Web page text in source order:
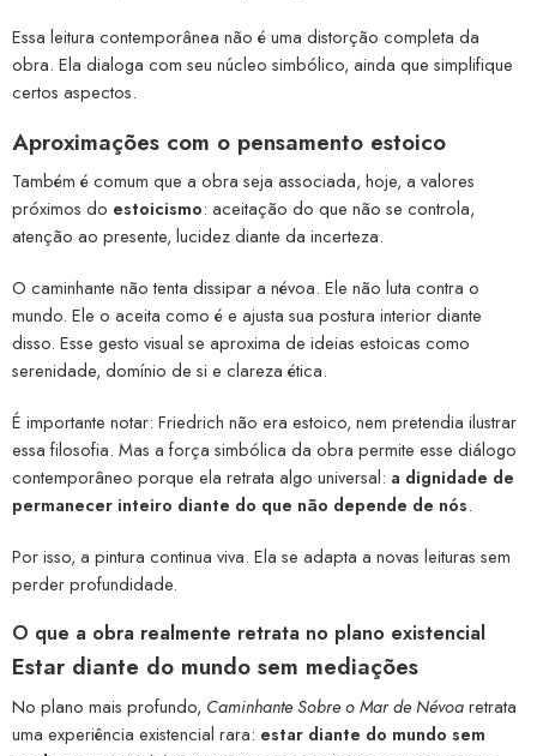
Essa leitura contemporânea não é uma distorção completa da
obra. Ela dialoga com seu núcleo simbólico, ainda que simplifique
certos aspectos.
Aproximações com o pensamento estoico
Também é comum que a obra seja associada, hoje, a valores
próximos do estoicismo: aceitação do que não se controla,
atenção ao presente, lucidez diante da incerteza.
O caminhante não tenta dissipar a névoa. Ele não luta contra o
mundo. Ele o aceita como é e ajusta sua postura interior diante
disso. Esse gesto visual se aproxima de ideias estoicas como
serenidade, domínio de si e clareza ética.
É importante notar: Friedrich não era estoico, nem pretendia ilustrar
essa filosofia. Mas a força simbólica da obra permite esse diálogo
contemporâneo porque ela retrata algo universal: a dignidade de
permanecer inteiro diante do que não depende de nós.
Por isso, a pintura continua viva. Ela se adapta a novas leituras sem
perder profundidade.
O que a obra realmente retrata no plano existencial
Estar diante do mundo sem mediações
No plano mais profundo, Caminhante Sobre o Mar de Névoaretrata
uma experiência existencial rara: estar diante do mundo sem